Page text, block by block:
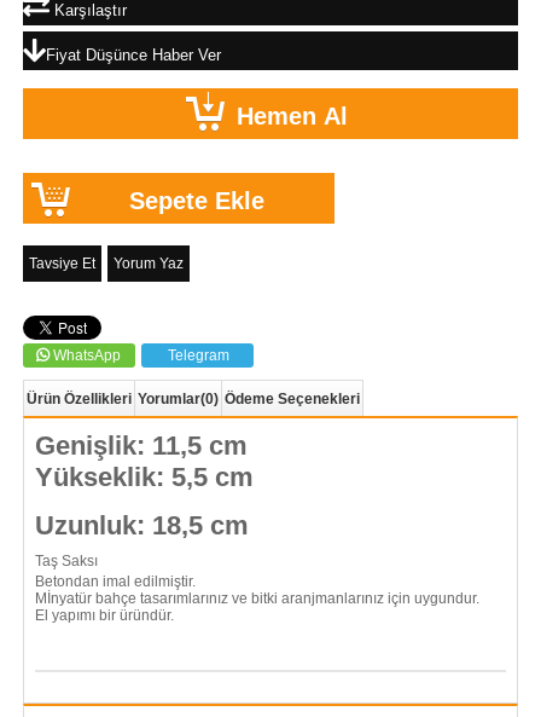
Karşılaştır
Fiyat Düşünce Haber Ver
Tavsiye Et Yorum Yaz
WhatsApp Telegram
Ürün Özellikleri Yorumlar(0) Ödeme Seçenekleri
Genişlik: 11,5 cm
Yükseklik: 5,5 cm
Uzunluk: 18,5 cm
Taş Saksı
Betondan imal edilmiştir.
Mİnyatür bahçe tasarımlarınız ve bitki aranjmanlarınız için uygundur.
El yapımı bir üründür.